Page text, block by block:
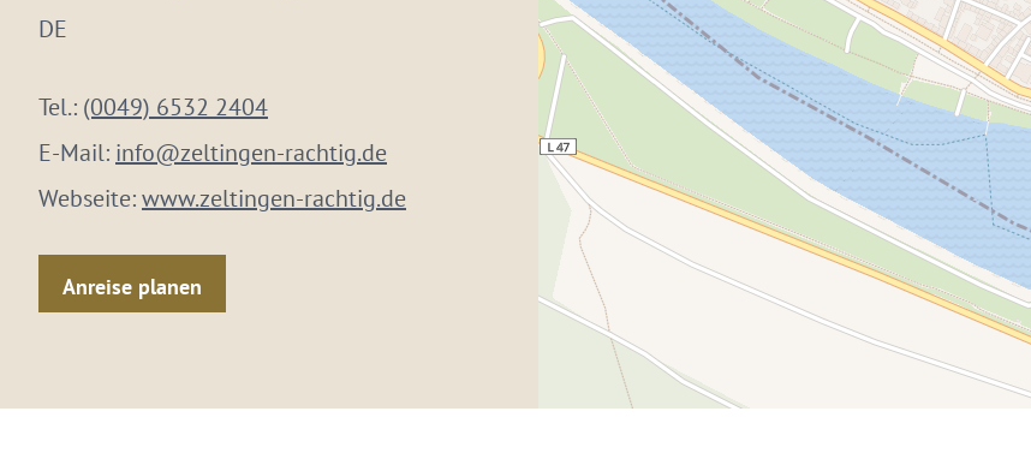
DE
Tel.: (0049) 6532 2404
E-Mail: info@zeltingen-rachtig.de
Webseite:www.zeltingen-rachtig.de
Anreise planen